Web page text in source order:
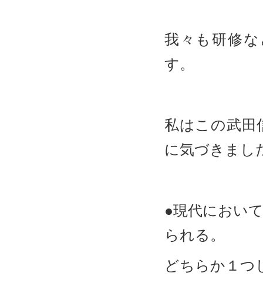
我々も研修
す。
私はこの武田
に気づきまし
●現代におい
られる。
どちらか１つ